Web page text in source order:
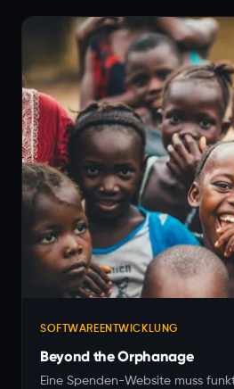
SOFTWAREENTWICKLUNG
Beyond the Orphanage
Eine Spenden-Website muss